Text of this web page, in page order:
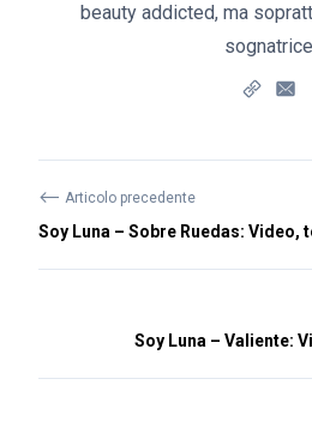
beauty addicted, ma
sognatrice
⟵ Articolo precedente
Soy Luna – Sobre Ruedas: Video,
Soy Luna – Valiente: